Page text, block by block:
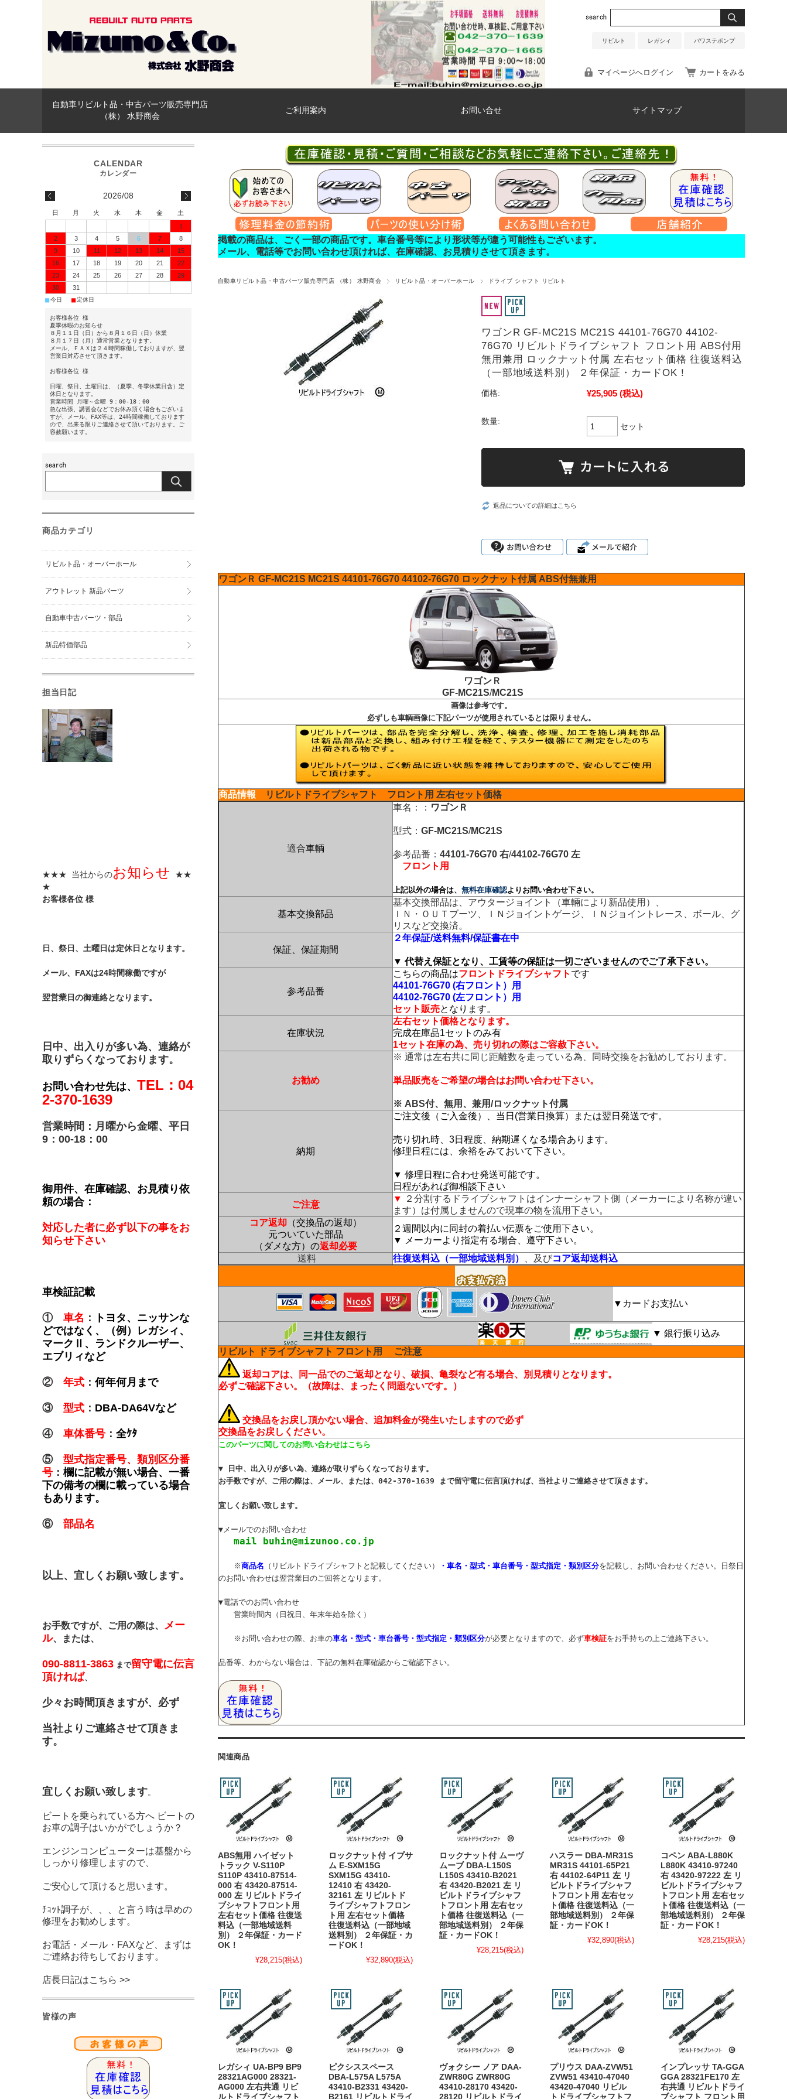
リビルト レガシィ パワステポンプ
マイページへログイン カートをみる
自動車リビルト品・中古パーツ販売専門店
（株） 水野商会
ご利用案内 お問い合せ サイトマップ
掲載の商品は、ごく一部の商品です。車台番号等により形状等が違う可能性もございます。
メール、電話等でお問い合わせ頂ければ、在庫確認、お見積りさせて頂きます。
自動車リビルト品・中古パーツ販売専門店 （株） 水野商会 リビルト品・オーバーホール ドライブ シャフト リビルト
ワゴンR GF-MC21S MC21S 44101-76G70 44102-
76G70 リビルトドライブシャフト フロント用 ABS付用
無用兼用 ロックナット付属 左右セット価格 往復送料込
（一部地域送料別） ２年保証・カードOK！
価格: ¥25,905 (税込)
数量:
セット
返品についての詳細はこちら
ワゴンＲ GF-MC21S MC21S 44101-76G70 44102-76G70 ロックナット付属 ABS付無兼用
ワゴンＲ
GF-MC21S/MC21S
画像は参考です。
必ずしも車輌画像に下記パーツが使用されているとは限りません。
商品情報 リビルトドライブシャフト フロント用 左右セット価格
適合車輌
車名：： ワゴンＲ
型式： GF-MC21S/MC21S
参考品番： 44101-76G70 右/44102-76G70 左
フロント用
上記以外の場合は、 無料在庫確認よりお問い合わせ下さい。
基本交換部品
基本交換部品は、アウタージョイント（車輛により新品使用）、
ＩＮ・ＯＵＴブーツ、ＩＮジョイントゲージ、ＩＮジョイントレース、ボール、グ
リスなど交換済。
保証、保証期間
２年保証/送料無料/保証書在中
▼ 代替え保証となり、工賃等の保証は一切ございませんのでご了承下さい。
参考品番
こちらの商品はフロントドライブシャフト です
44101-76G70 (右フロント）用
44102-76G70 (左フロント）用
セット販売となります。
在庫状況
左右セット価格となります。
完成在庫品1セットのみ有
1セット在庫の為、売り切れの際はご容赦下さい。
お勧め
※ 通常は左右共に同じ距離数を走っている為、同時交換をお勧めしております。
単品販売をご希望の場合はお問い合わせ下さい。
※ ABS付、無用、兼用/ロックナット付属
納期
ご注文後（ご入金後）、当日(営業日換算）または翌日発送です。
売り切れ時、3日程度、納期遅くなる場合あります。
修理日程には、余裕をみておいて下さい。
▼ 修理日程に合わせ発送可能です。
日程があれば御相談下さい
ご注意
▼
２分割するドライブシャフトはインナーシャフト側（メーカーにより名称が違い
ます）は付属しませんので現車の物を流用下さい。
コア返却 （交換品の返却）
元ついていた部品
（ダメな方）の返却必要
２週間以内に同封の着払い伝票をご使用下さい。
▼ メーカーより指定有る場合、遵守下さい。
送料
往復送料込（一部地域送料別） 、及びコア返却送料込
▼カードお支払い
▼ 銀行振り込み
リビルト ドライブシャフト フロント用
ご注意
返却コアは、同一品でのご返却となり、破損、亀裂など有る場合、別見積りとなります。
必ずご確認下さい。（故障は、まったく問題ないです。）
交換品をお戻し頂かない場合、追加料金が発生いたしますので必ず
交換品をお戻しください。
このパーツに関してのお問い合わせはこちら
▼ 日中、出入りが多い為、連絡が取りずらくなっております。
お手数ですが、ご用の際は、メール、または、042-370-1639 まで留守電に伝言頂ければ、当社よりご連絡させて頂きます。
宜しくお願い致します。
▼メールでのお問い合わせ
mail buhin@mizunoo.co.jp
※商品名 （リビルトドライブシャフトと記載してください） ・車名・型式・車台番号・型式指定・類別区分を記載し、お問い合わせください。日祭日
のお問い合わせは翌営業日のご回答となります。
▼電話でのお問い合わせ
営業時間内（日祝日、年末年始を除く）
※お問い合わせの際、お車の車名・型式・車台番号・型式指定・類別区分が必要となりますので、必ず車検証をお手持ちの上ご連絡下さい。
品番等、わからない場合は、下記の無料在庫確認からご確認下さい。
関連商品
ABS無用 ハイゼット
トラック V-S110P
S110P 43410-87514-
000 右 43420-87514-
000 左 リビルトドライ
ブシャフトフロント用
左右セット価格 往復送
料込（一部地域送料
別） ２年保証・カード
OK！
¥28,215(税込)
ロックナット付 イプサ
ム E-SXM15G
SXM15G 43410-
12410 右 43420-
32161 左 リビルトド
ライブシャフトフロン
ト用 左右セット価格
往復送料込（一部地域
送料別） ２年保証・カ
ードOK！
¥32,890(税込)
ロックナット付 ムーヴ
ムーブ DBA-L150S
L150S 43410-B2021
右 43420-B2021 左 リ
ビルトドライブシャフ
トフロント用 左右セッ
ト価格 往復送料込（一
部地域送料別） ２年保
証・カードOK！
¥28,215(税込)
ハスラー DBA-MR31S
MR31S 44101-65P21
右 44102-64P11 左 リ
ビルトドライブシャフ
トフロント用 左右セッ
ト価格 往復送料込（一
部地域送料別） ２年保
証・カードOK！
¥32,890(税込)
コペン ABA-L880K
L880K 43410-97240
右 43420-97222 左 リ
ビルトドライブシャフ
トフロント用 左右セッ
ト価格 往復送料込（一
部地域送料別） ２年保
証・カードOK！
¥28,215(税込)
レガシィ UA-BP9 BP9
28321AG000 28321-
AG000 左右共通 リビ
ルトドライブシャフト
ピクシススペース
DBA-L575A L575A
43410-B2331 43420-
B2161 リビルトドライ
ヴォクシー ノア DAA-
ZWR80G ZWR80G
43410-28170 43420-
28120 リビルトドライ
プリウス DAA-ZVW51
ZVW51 43410-47040
43420-47040 リビル
トドライブシャフトフ
インプレッサ TA-GGA
GGA 28321FE170 左
右共通 リビルトドライ
ブシャフト フロント用
2026/08
日 月 火 水 木 金
土
1
2
3 4 5 6 7
8
9
10 11 12 13 14
15
16
17 18 19 20 21
22
23
24 25 26 27 28
29
30
31
■今日 ■定休日
お客様各位 様
夏季休暇のお知らせ
８月１１日（日）から８月１６日（日）休業
８月１７日（月）通常営業となります。
メール、ＦＡＸは２４時間稼働しておりますが、翌
営業日対応させて頂きます。
お客様各位 様
日曜、祭日、土曜日は、（夏季、冬季休業日含）定
休日となります。
営業時間 月曜～金曜 9：00-18：00
急な出張、講習会などでお休み頂く場合もございま
すが、メール、FAX等は、24時間稼働しております
ので、出来る限りご連絡させて頂いております。ご
容赦願います。
商品カテゴリ
リビルト品・オーバーホール
アウトレット 新品パーツ
自動車中古パーツ・部品
新品特価部品
担当日記
★★★ 当社からのお知らせ
★★
★
お客様各位 様
日、祭日、土曜日は定休日となります。
メール、FAXは24時間稼働ですが
翌営業日の御連絡となります。
日中、出入りが多い為、連絡が
取りずらくなっております。
お問い合わせ先は、 TEL：04
2-370-1639
営業時間：月曜から金曜、平日
9：00-18：00
御用件、在庫確認、お見積り依
頼の場合：
対応した者に必ず以下の事をお
知らせ下さい
車検証記載
① 車名 ：
トヨタ、ニッサンな
どではなく、（例）レガシィ、
マークⅡ、ランドクルーザー、
エブリィなど
② 年式 ： 何年何月まで
③ 型式 ： DBA-DA64Vなど
④ 車体番号 ： 全ｹﾀ
⑤ 型式指定番号、類別区分番
号 ： 欄に記載が無い場合、一番
下の備考の欄に載っている場合
もあります。
⑥ 部品名
以上、宜しくお願い致します。
お手数ですが、ご用の際は、 メー
ル、または、
090-8811-3863 まで留守電に伝言
頂ければ、
少々お時間頂きますが、必ず
当社よりご連絡させて頂きま
す。
宜しくお願い致します。
ビートを乗られている方へ ビートの
お車の調子はいかがでしょうか？
エンジンコンピューターは基盤から
しっかり修理しますので、
ご安心して頂けると思います。
ﾁｮｯﾄ調子が、、、と言う時は早めの
修理をお勧めします。
お電話・メール・FAXなど、まずは
ご連絡お待ちしております。
店長日記はこちら >>
皆様の声